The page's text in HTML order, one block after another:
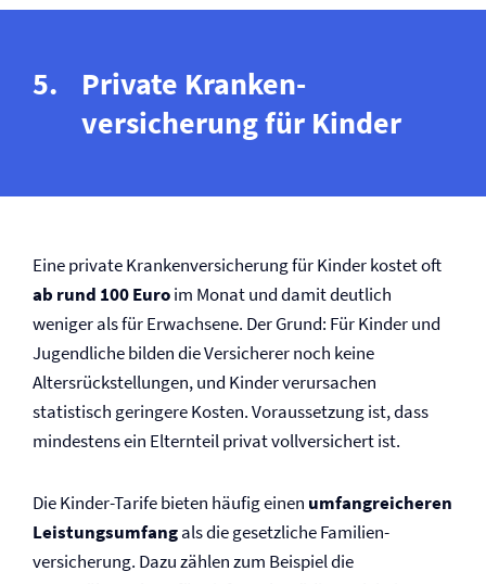
Private Kranken­
versicherung für Kinder
Eine private Kranken­versicherung für Kinder kostet oft
ab rund 100 Euroim Monat und damit deutlich
weniger als für Erwachsene. Der Grund: Für Kinder und
Jugendliche bilden die Versicherer noch keine
Altersrückstellungen, und Kinder verursachen
statistisch geringere Kosten. Voraussetzung ist, dass
mindestens ein Elternteil privat vollversichert ist.
Die Kinder-Tarife bieten häufig einen umfangreicheren
Leistungsumfangals die gesetzliche Familien­
versicherung. Dazu zählen zum Beispiel die